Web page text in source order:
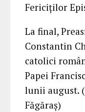
Fericiților
La final,
Constantin
catolici
Papei
lunii august.
Făgăraș)